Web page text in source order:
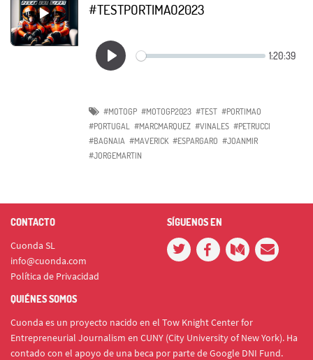
#TESTPORTIMAO2023
#MOTOGP #MOTOGP2023 #TEST #PORTIMAO
#PORTUGAL #MARCMARQUEZ #VINALES #PETRUCCI
#BAGNAIA #MAVERICK #ESPARGARO #JOANMIR
#JORGEMARTIN
CONTACTO
Cuonda SL
info@cuonda.com
Política de Privacidad
SÍGUENOS EN
QUIÉNES SOMOS
Cuonda es un proyecto nacido en el Tow Knight Center for
Entrepreneurial Journalism en CUNY (City University of New York). Ha
contado con el apoyo de una beca por parte de Google DNI Fund.